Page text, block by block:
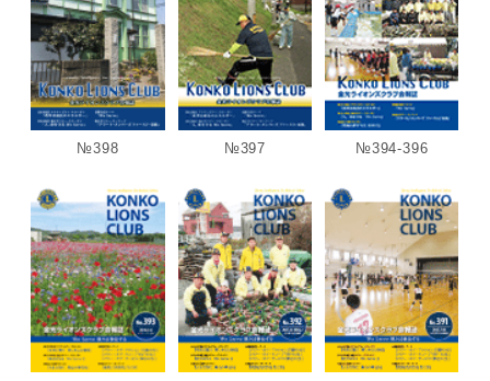
№398 №397 №394-396